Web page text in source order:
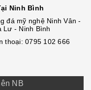
Ninh Bình
đá mỹ nghệ Ninh Vân -
Lư - Ninh Bình
thoại: 0795 102 666
NB